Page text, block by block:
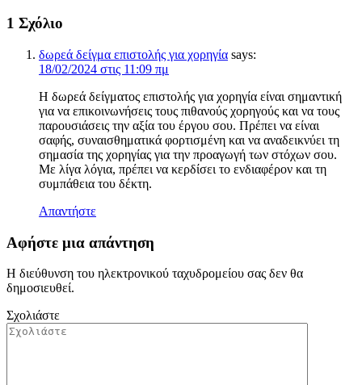
1 Σχόλιο
δωρεά δείγμα επιστολής για χορηγία says:
18/02/2024 στις 11:09 πμ
Η δωρεά δείγματος επιστολής για χορηγία είναι σημαντική
για να επικοινωνήσεις τους πιθανούς χορηγούς και να τους
παρουσιάσεις την αξία του έργου σου. Πρέπει να είναι
σαφής, συναισθηματικά φορτισμένη και να αναδεικνύει τη
σημασία της χορηγίας για την προαγωγή των στόχων σου.
Με λίγα λόγια, πρέπει να κερδίσει το ενδιαφέρον και τη
συμπάθεια του δέκτη.
Απαντήστε
Αφήστε μια απάντηση
Η διεύθυνση του ηλεκτρονικού ταχυδρομείου σας δεν θα
δημοσιευθεί.
Σχολιάστε